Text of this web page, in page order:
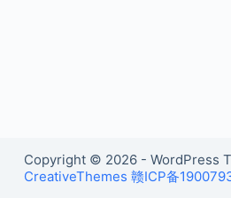
Copyright © 2026 - WordPress
CreativeThemes 赣ICP备